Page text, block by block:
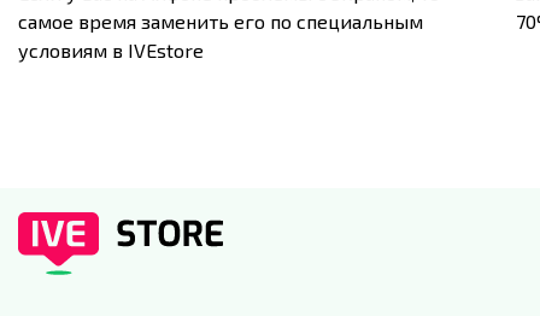
самое время заменить его по специальным
условиям в IVEstore